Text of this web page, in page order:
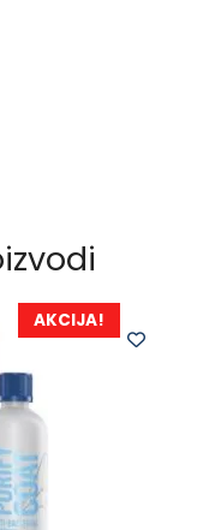
AKCIJA!